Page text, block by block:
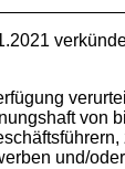
von
und/